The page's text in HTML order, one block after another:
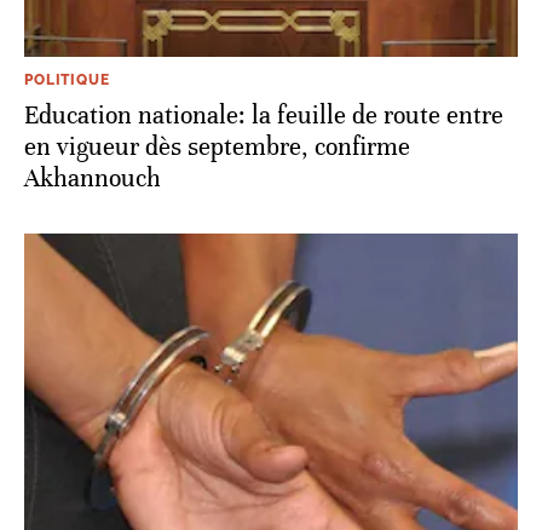
POLITIQUE
Education nationale: la feuille de route entre
en vigueur dès septembre, confirme
Akhannouch